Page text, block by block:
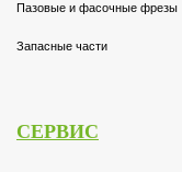
Пазовые и фасочные фрезы
Запасные части
СЕРВИС